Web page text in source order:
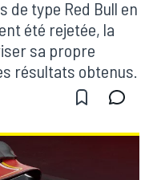
de type Red Bull en
été rejetée, la
sa propre
résultats obtenus.